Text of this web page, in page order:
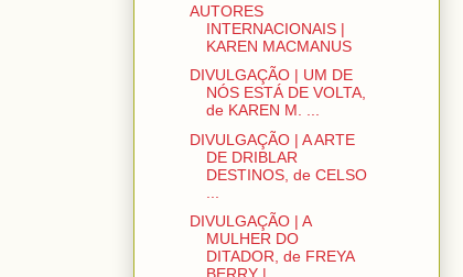
AUTORES
INTERNACIONAIS |
KAREN MACMANUS
DIVULGAÇÃO | UM DE
NÓS ESTÁ DE VOLTA,
de KAREN M. ...
DIVULGAÇÃO | A ARTE
DE DRIBLAR
DESTINOS, de CELSO
DIVULGAÇÃO | A
MULHER DO
DITADOR, de FREYA